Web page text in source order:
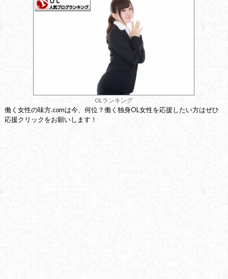
OLランキング
働く女性の味方.comは今、何位？働く独身OL女性を応援したい方はぜひ
応援クリックをお願いします！